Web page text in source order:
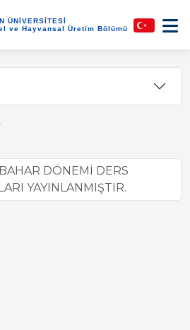
ÜNİVERSİTESİ
ve Hayvansal Üretim Bölümü
DÖNEMİ DERS
YAYINLANMIŞTIR.